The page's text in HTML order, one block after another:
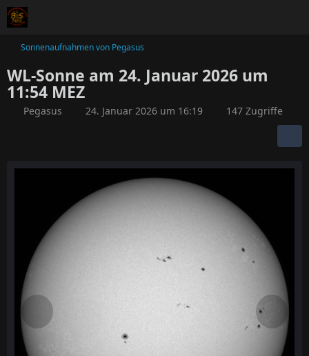
Sonnenaufnahmen von Pegasus
WL-Sonne am 24. Januar 2026 um
11:54 MEZ
Pegasus 24. Januar 2026 um 16:19 147 Zugriffe